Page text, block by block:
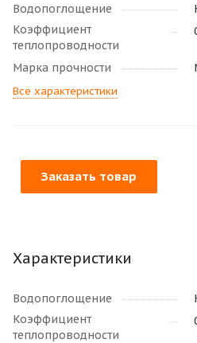
Водопоглощение
Коэффициент
теплопроводности
Марка прочности
Все характеристики
Заказать товар
Характеристики
Водопоглощение
Коэффициент
теплопроводности